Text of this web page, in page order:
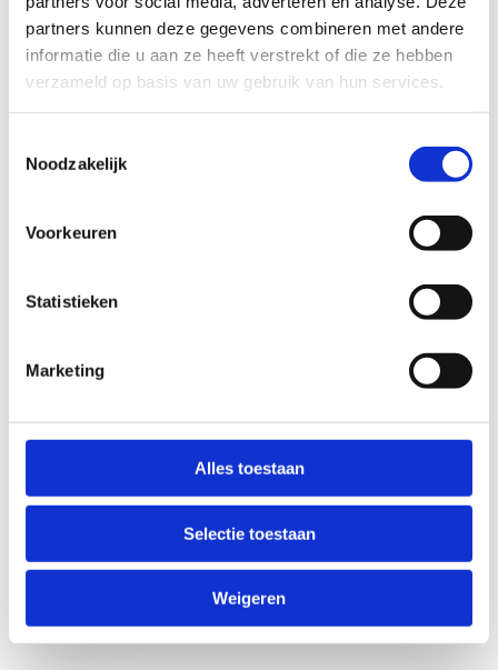
partners kunnen deze gegevens combineren met andere
informatie die u aan ze heeft verstrekt of die ze hebben
verzameld op basis van uw gebruik van hun services.
Noodzakelijk
Voorkeuren
Statistieken
Marketing
Alles toestaan
Selectie toestaan
Weigeren
KIES EEN DOMEIN
Jouw vraag
Anti-Robot Verification
Click to start verification
Verzend